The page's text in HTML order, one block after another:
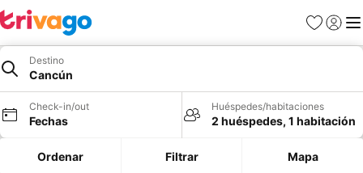
Favoritos
Iniciar
Destino
Cancún
Check-in/out
Fechas
Huéspedes/habitaciones
2 huéspedes, 1 habitación
Ordenar Filtrar Mapa